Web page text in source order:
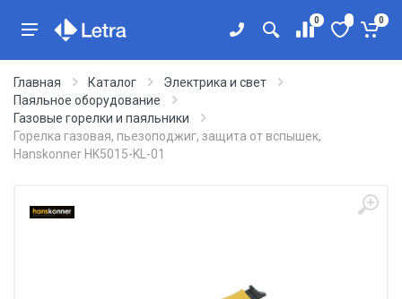
0 0
Главная Каталог
Электрика и свет
Паяльное оборудование
Газовые горелки и паяльники
Горелка газовая, пьезоподжиг, защита от вспышек,
Hanskonner HK5015-KL-01